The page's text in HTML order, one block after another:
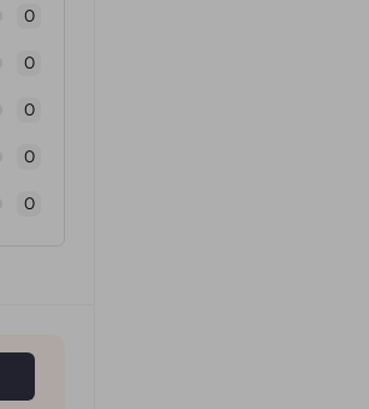
0
0
0
0
0